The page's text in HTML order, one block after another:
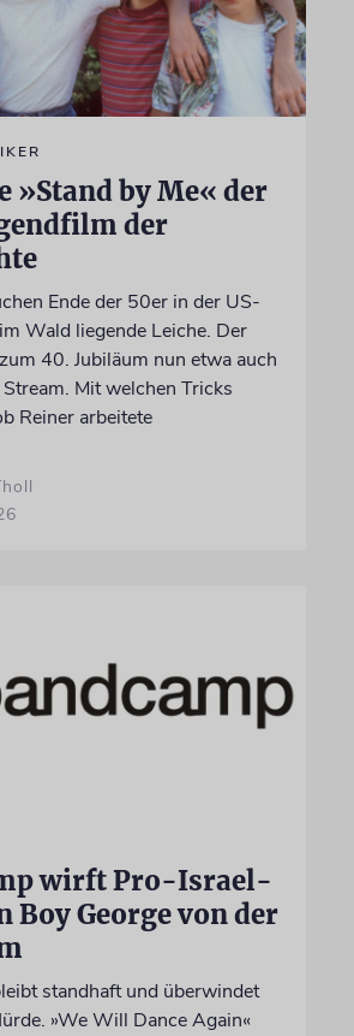
»Stand by Me« der
der
Ende der 50er in der US-
Wald liegende Leiche. Der
40. Jubiläum nun etwa auch
Mit welchen Tricks
Reiner arbeitete
wirft Pro-Israel-
Boy George von der
standhaft und überwindet
»We Will Dance Again«